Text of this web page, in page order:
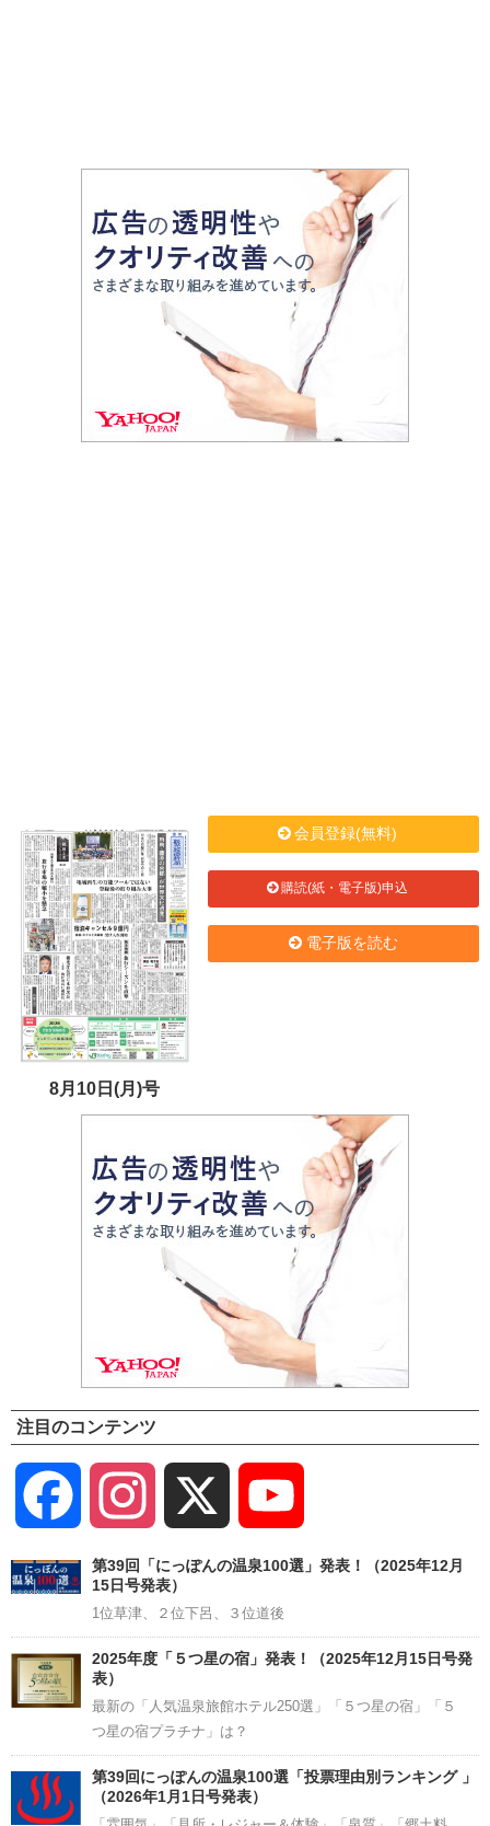
8月10日(月)号
会員登録(無料)
購読(紙・電子版)申込
電子版を読む
注目のコンテンツ
Facebook Instagram
Channel
第39回「にっぽんの温泉100選」発表！（2025年12月
15日号発表）
1位草津、２位下呂、３位道後
2025年度「５つ星の宿」発表！（2025年12月15日号発
表）
最新の「人気温泉旅館ホテル250選」「５つ星の宿」「５
つ星の宿プラチナ」は？
第39回にっぽんの温泉100選「投票理由別ランキング 」
（2026年1月1日号発表）